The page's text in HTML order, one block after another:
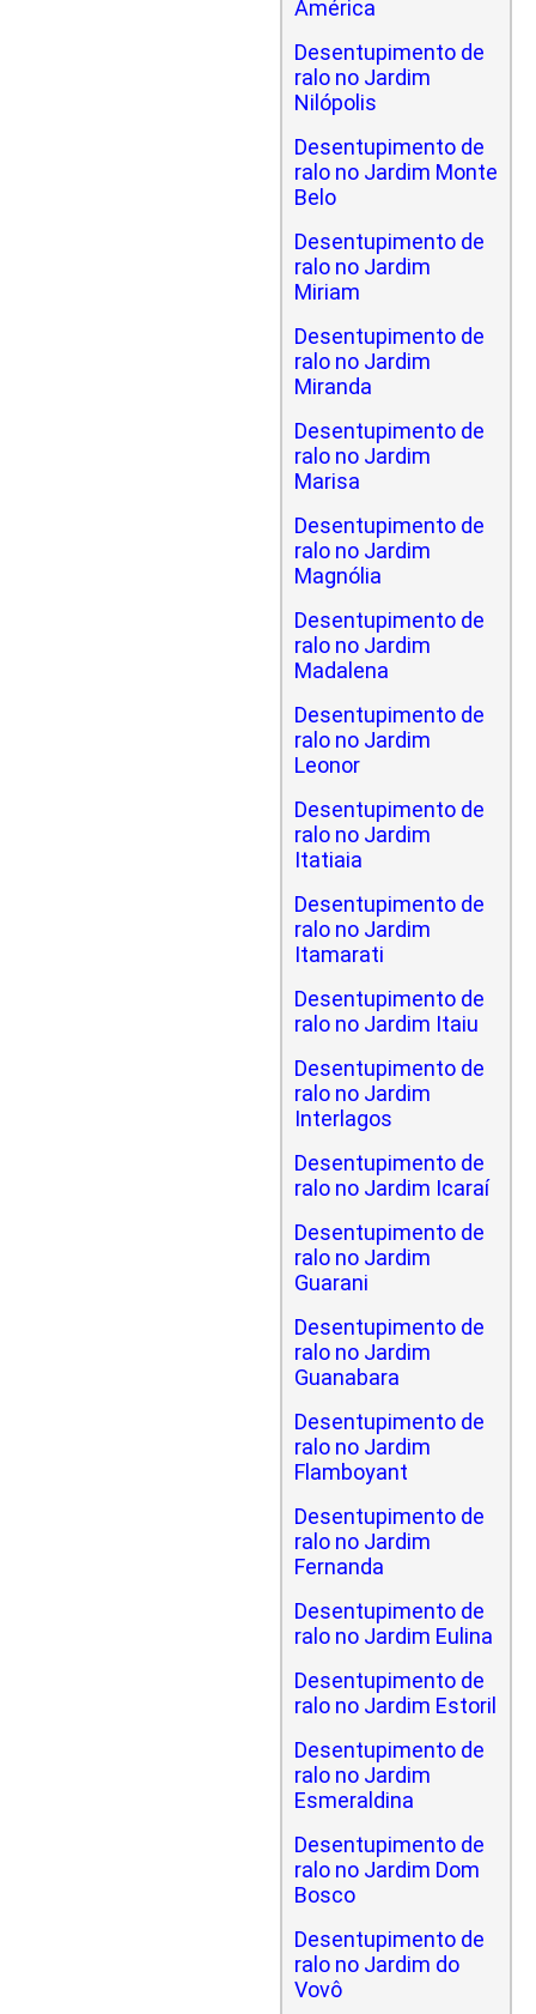
América
Desentupimento de
ralo no Jardim
Nilópolis
Desentupimento de
ralo no Jardim Monte
Belo
Desentupimento de
ralo no Jardim
Miriam
Desentupimento de
ralo no Jardim
Miranda
Desentupimento de
ralo no Jardim
Marisa
Desentupimento de
ralo no Jardim
Magnólia
Desentupimento de
ralo no Jardim
Madalena
Desentupimento de
ralo no Jardim
Leonor
Desentupimento de
ralo no Jardim
Itatiaia
Desentupimento de
ralo no Jardim
Itamarati
Desentupimento de
ralo no Jardim Itaiu
Desentupimento de
ralo no Jardim
Interlagos
Desentupimento de
ralo no Jardim Icaraí
Desentupimento de
ralo no Jardim
Guarani
Desentupimento de
ralo no Jardim
Guanabara
Desentupimento de
ralo no Jardim
Flamboyant
Desentupimento de
ralo no Jardim
Fernanda
Desentupimento de
ralo no Jardim Eulina
Desentupimento de
ralo no Jardim Estoril
Desentupimento de
ralo no Jardim
Esmeraldina
Desentupimento de
ralo no Jardim Dom
Bosco
Desentupimento de
ralo no Jardim do
Vovô